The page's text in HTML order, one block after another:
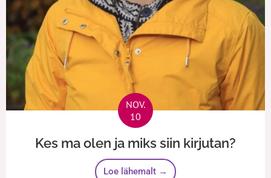
NOV.
10
Kes ma olen ja miks siin kirjutan?
Loe lähemalt →